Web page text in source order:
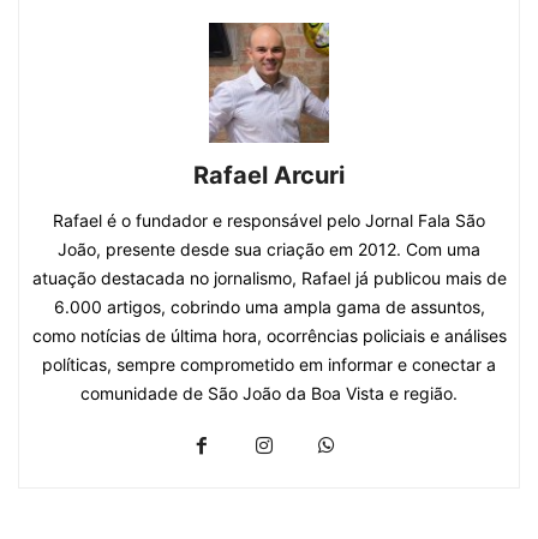
Rafael Arcuri
Rafael é o fundador e responsável pelo Jornal Fala São
João, presente desde sua criação em 2012. Com uma
atuação destacada no jornalismo, Rafael já publicou mais de
6.000 artigos, cobrindo uma ampla gama de assuntos,
como notícias de última hora, ocorrências policiais e análises
políticas, sempre comprometido em informar e conectar a
comunidade de São João da Boa Vista e região.